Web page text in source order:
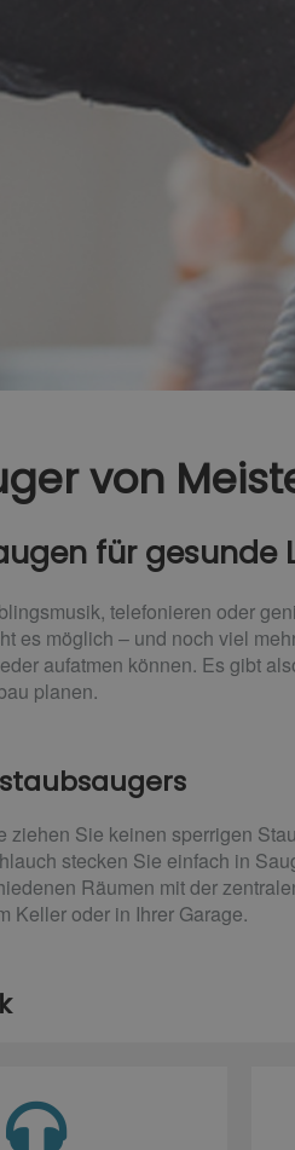
von
für gesunde
telefonieren oder
es möglich – und noch viel
aufatmen können. Es gibt
planen.
Sie keinen sperrigen
stecken Sie einfach in
Räumen mit der
Keller oder in Ihrer Garage.